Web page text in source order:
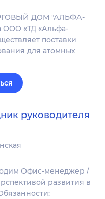
ДОМ "АЛЬФА-
ООО «ТД «Альфа-
поставки
для атомных
руководителя
Офис-менеджер /
развития в